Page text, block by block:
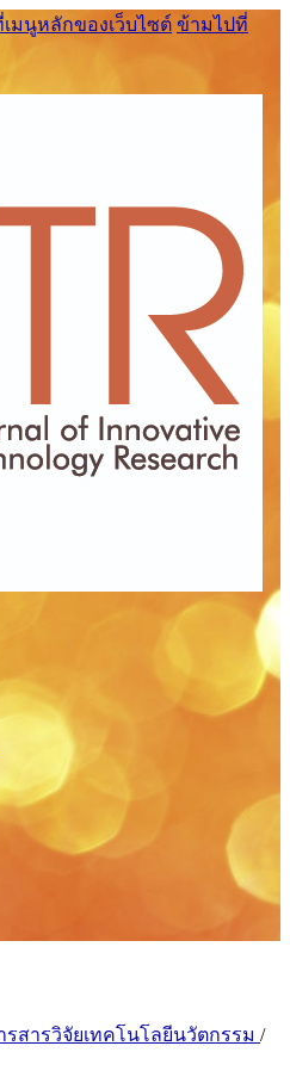
มนูหลักของเว็บไซต์ ข้ามไปที่
รสารวิจัยเทคโนโลยีนวัตกรรม /